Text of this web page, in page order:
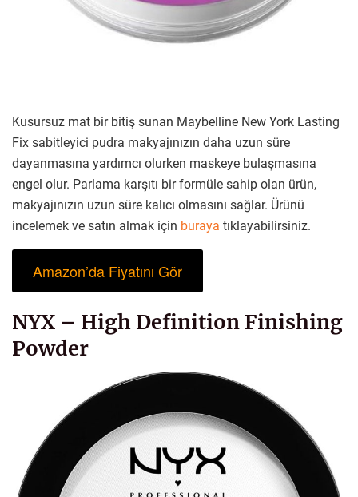
Kusursuz mat bir bitiş sunan Maybelline New York Lasting
Fix sabitleyici pudra makyajınızın daha uzun süre
dayanmasına yardımcı olurken maskeye bulaşmasına
engel olur. Parlama karşıtı bir formüle sahip olan ürün,
makyajınızın uzun süre kalıcı olmasını sağlar. Ürünü
incelemek ve satın almak için buraya tıklayabilirsiniz.
Amazon’da Fiyatını Gör
NYX – High Definition Finishing
Powder